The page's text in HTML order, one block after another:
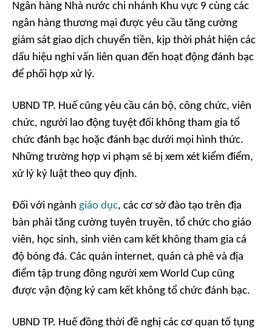
Ngân hàng Nhà nước chi nhánh Khu vực 9 cùng các
ngân hàng thương mại được yêu cầu tăng cường
giám sát giao dịch chuyển tiền, kịp thời phát hiện các
dấu hiệu nghi vấn liên quan đến hoạt động đánh bạc
để phối hợp xử lý.
UBND TP. Huế cũng yêu cầu cán bộ, công chức, viên
chức, người lao động tuyệt đối không tham gia tổ
chức đánh bạc hoặc đánh bạc dưới mọi hình thức.
Những trường hợp vi phạm sẽ bị xem xét kiểm điểm,
xử lý kỷ luật theo quy định.
Đối với ngành giáo dục, các cơ sở đào tạo trên địa
bàn phải tăng cường tuyên truyền, tổ chức cho giáo
viên, học sinh, sinh viên cam kết không tham gia cá
độ bóng đá. Các quán internet, quán cà phê và địa
điểm tập trung đông người xem World Cup cũng
được vận động ký cam kết không tổ chức đánh bạc.
UBND TP. Huế đồng thời đề nghị các cơ quan tố tụng